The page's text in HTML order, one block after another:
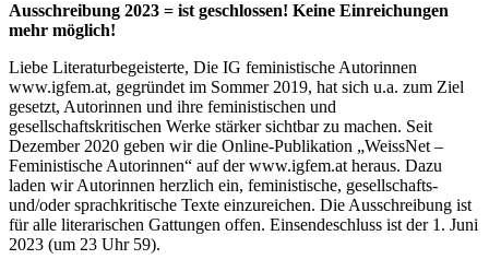
Ausschreibung 2023 = ist geschlossen! Keine Einreichungen
mehr möglich!
Liebe Literaturbegeisterte, Die IG feministische Autorinnen
www.igfem.at, gegründet im Sommer 2019, hat sich u.a. zum Ziel
gesetzt, Autorinnen und ihre feministischen und
gesellschaftskritischen Werke stärker sichtbar zu machen. Seit
Dezember 2020 geben wir die Online-Publikation „WeissNet –
Feministische Autorinnen“ auf der www.igfem.at heraus. Dazu
laden wir Autorinnen herzlich ein, feministische, gesellschafts-
und/oder sprachkritische Texte einzureichen. Die Ausschreibung ist
für alle literarischen Gattungen offen. Einsendeschluss ist der 1. Juni
2023 (um 23 Uhr 59).